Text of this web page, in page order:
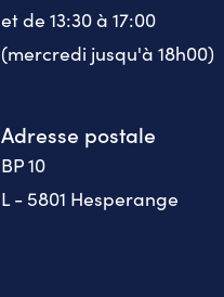
et de 13:30 à 17:00
(mercredi jusqu'à 18h00)
Adresse postale
BP 10
L - 5801 Hesperange